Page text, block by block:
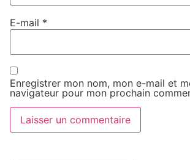
E-mail *
Enregistrer mon nom, mon e-mail et
navigateur pour mon prochain